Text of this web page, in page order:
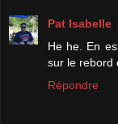
Pat Isabelle
He he. En
sur le rebord
Répondre